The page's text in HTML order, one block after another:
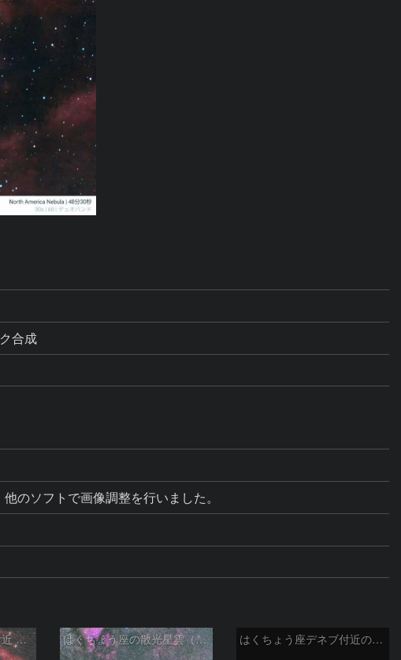
合成
のソフトで画像調整を行いました。
α(デネブ)~γ(サドル)付近 NGC7000 北アメリカ星雲 IC5067~5070 ペリカン星雲 はくちょう座 はくちょう座の散光星雲（１００ｍｍ） はくちょう座デネブ付近の空域 260720